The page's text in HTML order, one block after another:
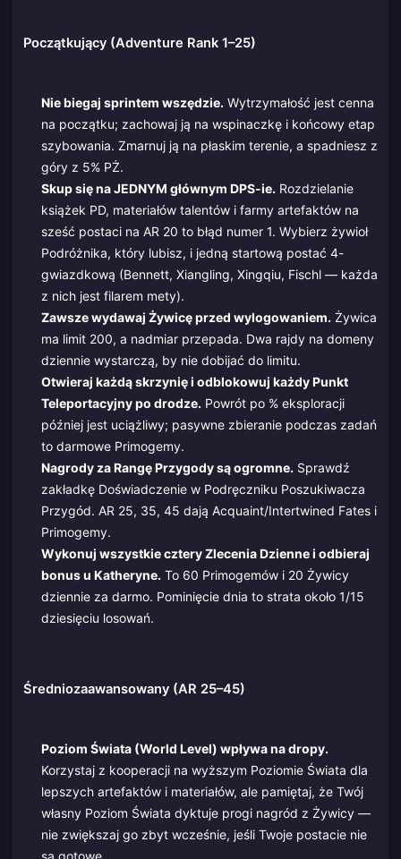
Początkujący (Adventure Rank 1–25)
Nie biegaj sprintem wszędzie. Wytrzymałość jest cenna
na początku; zachowaj ją na wspinaczkę i końcowy etap
szybowania. Zmarnuj ją na płaskim terenie, a spadniesz z
góry z 5% PŻ.
Skup się na JEDNYM głównym DPS-ie. Rozdzielanie
książek PD, materiałów talentów i farmy artefaktów na
sześć postaci na AR 20 to błąd numer 1. Wybierz żywioł
Podróżnika, który lubisz, i jedną startową postać 4-
gwiazdkową (Bennett, Xiangling, Xingqiu, Fischl — każda
z nich jest filarem mety).
Zawsze wydawaj Żywicę przed wylogowaniem. Żywica
ma limit 200, a nadmiar przepada. Dwa rajdy na domeny
dziennie wystarczą, by nie dobijać do limitu.
Otwieraj każdą skrzynię i odblokowuj każdy Punkt
Teleportacyjny po drodze. Powrót po % eksploracji
później jest uciążliwy; pasywne zbieranie podczas zadań
to darmowe Primogemy.
Nagrody za Rangę Przygody są ogromne. Sprawdź
zakładkę Doświadczenie w Podręczniku Poszukiwacza
Przygód. AR 25, 35, 45 dają Acquaint/Intertwined Fates i
Primogemy.
Wykonuj wszystkie cztery Zlecenia Dzienne i odbieraj
bonus u Katheryne. To 60 Primogemów i 20 Żywicy
dziennie za darmo. Pominięcie dnia to strata około 1/15
dziesięciu losowań.
Średniozaawansowany (AR 25–45)
Poziom Świata (World Level) wpływa na dropy.
Korzystaj z kooperacji na wyższym Poziomie Świata dla
lepszych artefaktów i materiałów, ale pamiętaj, że Twój
własny Poziom Świata dyktuje progi nagród z Żywicy —
nie zwiększaj go zbyt wcześnie, jeśli Twoje postacie nie
są gotowe.